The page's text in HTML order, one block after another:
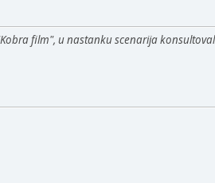
film", u nastanku scenarija